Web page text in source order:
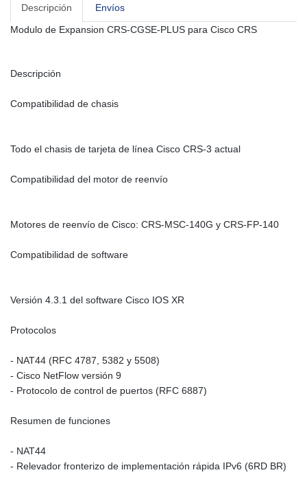
Descripción
Envíos
Modulo de Expansion CRS-CGSE-PLUS para Cisco CRS
Descripción
Compatibilidad de chasis
Todo el chasis de tarjeta de línea Cisco CRS-3 actual
Compatibilidad del motor de reenvío
Motores de reenvío de Cisco: CRS-MSC-140G y CRS-FP-140
Compatibilidad de software
Versión 4.3.1 del software Cisco IOS XR
Protocolos
- NAT44 (RFC 4787, 5382 y 5508)
- Cisco NetFlow versión 9
- Protocolo de control de puertos (RFC 6887)
Resumen de funciones
- NAT44
- Relevador fronterizo de implementación rápida IPv6 (6RD BR)